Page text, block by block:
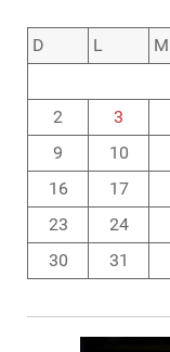
D
L M
2
3
9
10
16
17
23
24
30
31